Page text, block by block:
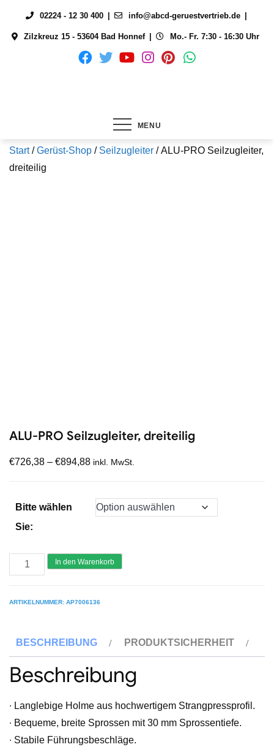
content
02224 - 12 30 400 info@abcd-geruestvertrieb.de
Zilzkreuz 15 - 53604 Bad Honnef Mo.- Fr. 7:30 - 16:30 Uhr
MENU
Start/Gerüst-Shop / Seilzugleiter / ALU-PRO Seilzugleiter,
dreiteilig
ALU-PRO Seilzugleiter, dreiteilig
€726,38 – €894,88 inkl. MwSt.
Bitte wählen
Sie:
ALU-
PRO
In den Warenkorb
ARTIKELNUMMER: AP7006136
BESCHREIBUNG PRODUKTSICHERHEIT
Beschreibung
∙ Langlebige Holme aus hochwertigem Strangpressprofil.
∙ Bequeme, breite Sprossen mit 30 mm Sprossentiefe.
∙ Stabile Führungsbeschläge.